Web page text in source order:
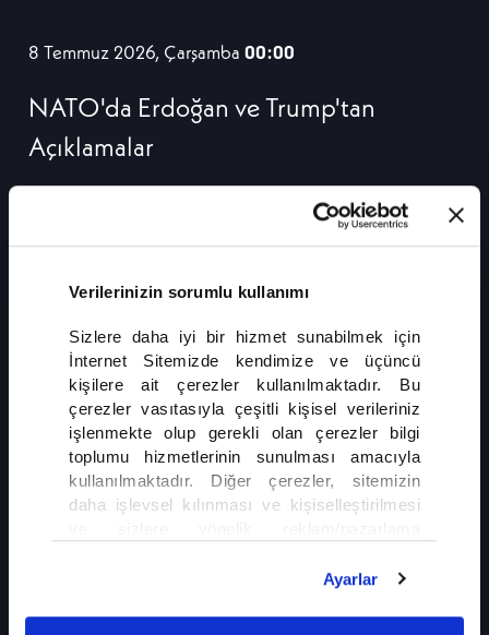
Verilerinizin sorumlu kullanımı
Sizlere daha iyi bir hizmet sunabilmek için
İnternet Sitemizde kendimize ve üçüncü
kişilere ait çerezler kullanılmaktadır. Bu
çerezler vasıtasıyla çeşitli kişisel verileriniz
işlenmekte olup gerekli olan çerezler bilgi
toplumu hizmetlerinin sunulması amacıyla
kullanılmaktadır. Diğer çerezler, sitemizin
daha işlevsel kılınması ve kişiselleştirilmesi
olarak açık rızanız dahilinde kullanılacaktır.
Ayarlar
8 Temmuz 2026, Çarşamba 00:00
NATO'da Erdoğan ve Trump'tan
Açıklamalar
Tüm dünyanın yakından takip ettiği NATO Zirvesi'ne
Cumhurbaşkanı Recep Tayyip Erdoğan ve ABD Başkanı
Erdoğan ile Başkan Trump, küresel krizler ve NATO'nun
geleceğine ilişkin önemli mesajlar verdi.
İLGİNİZİ ÇEKEBİLİR